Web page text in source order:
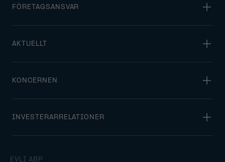
EVLI ABP
FÖRETAGSANSVAR
AKTUELLT
KONCERNEN
INVESTERARRELATIONER